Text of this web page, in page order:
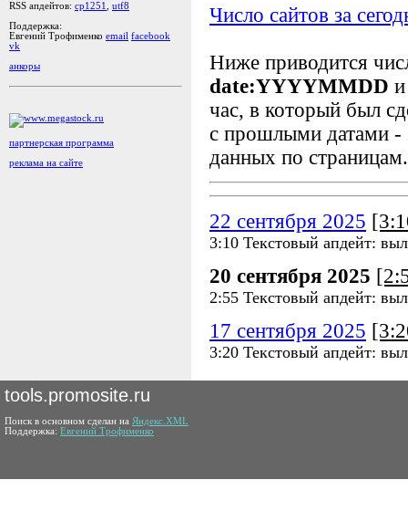
RSS апдейтов: cp1251
utf8
Поддержка:
Евгений Трофименко email facebook
vk
анкоры
партнерская программа
реклама на сайте
Число сайтов за
Ниже приводится
date:YYYYMMDD
час, в который был
с прошлыми датами -
данных по страницам.
22 сентября 2025
3:10 Текстовый апдейт:
20 сентября 2025
2:55 Текстовый апдейт:
17 сентября 2025
3:20 Текстовый апдейт:
tools.promosite.ru
Поиск в основном сделан на Яндекс.XML
Поддержка: Евгений Трофименко